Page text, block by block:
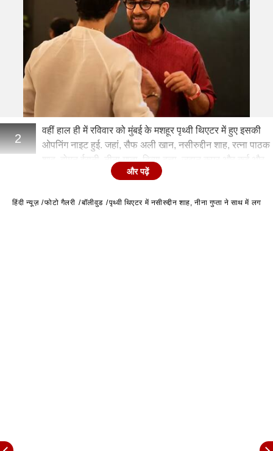
2
वहीं हाल ही में रविवार को मुंबई के मशहूर पृथ्वी थिएटर में हुए इसकी
ओपनिंग नाइट हुई. जहां, सैफ अली खान, नसीरुद्दीन शाह, रत्ना पाठक
शाह, बोमन ईरानी, नीना गुप्ता, दिव्या दत्ता, जहान कपूर और कई और
और पढ़ें
हिंदी न्यूज़ फोटो गैलरी बॉलीवुड पृथ्वी थिएटर में नसीरुद्दीन शाह, नीना गुप्ता ने साथ में